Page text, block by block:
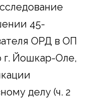
45-
ОРД в ОП
Йошкар-Оле,
делу (ч. 2